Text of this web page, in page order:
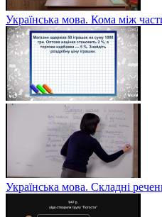
Українська мова. Кома між
Українська мова. Складні